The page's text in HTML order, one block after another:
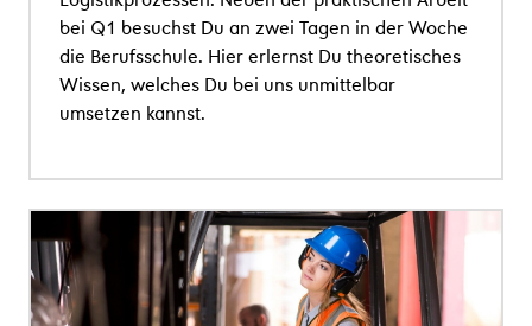
bei Q1 besuchst Du an zwei Tagen in der Woche
die Berufsschule. Hier erlernst Du theoretisches
Wissen, welches Du bei uns unmittelbar
umsetzen kannst.